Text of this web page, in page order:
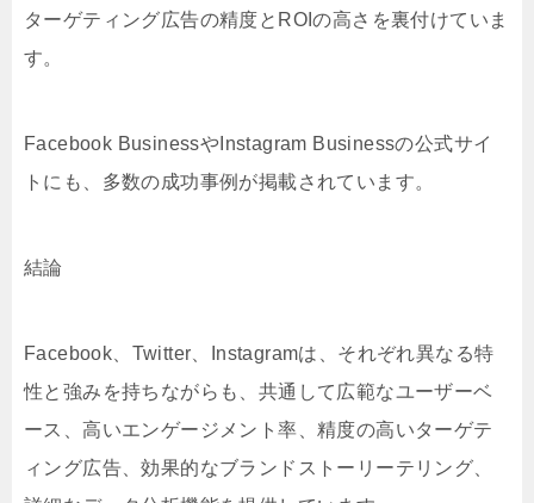
ターゲティング広告の精度とROIの高さを裏付けていま
す。
Facebook BusinessやInstagram Businessの公式サイ
トにも、多数の成功事例が掲載されています。
結論
Facebook、Twitter、Instagramは、それぞれ異なる特
性と強みを持ちながらも、共通して広範なユーザーベ
ース、高いエンゲージメント率、精度の高いターゲテ
ィング広告、効果的なブランドストーリーテリング、